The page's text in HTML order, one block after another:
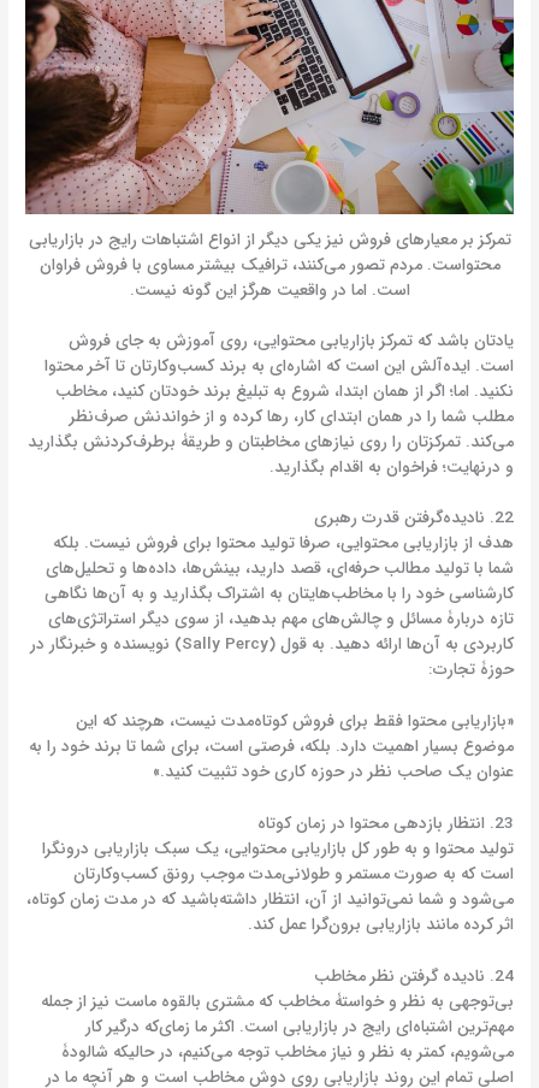
تمرکز بر معیارهای فروش نیز یکی دیگر از انواع اشتباهات رایج در بازاریابی
محتواست. مردم تصور می‌کنند، ترافیک بیشتر مساوی با فروش فراوان
است. اما در واقعیت هرگز این گونه نیست.
یادتان باشد که تمرکز بازاریابی محتوایی، روی آموزش به جای فروش
است. ایده‌آلش این است که اشاره‌ای به برند کسب‌وکارتان تا آخر محتوا
نکنید. اما؛ اگر از همان ابتدا، شروع به تبلیغ برند خودتان کنید، مخاطب
مطلب شما را در همان ابتدای کار، رها کرده و از خواندنش صرف‌نظر
می‌کند. تمرکزتان را روی نیازهای مخاطبتان و طریقۀ برطرف‌کردنش بگذارید
و درنهایت؛ فراخوان به اقدام بگذارید.
22. نادیده‌گرفتن قدرت رهبری
هدف از بازاریابی محتوایی، صرفا تولید محتوا برای فروش نیست. بلکه
شما با تولید مطالب حرفه‌ای، قصد دارید، بینش‌ها، داده‌ها و تحلیل‌های
کارشناسی خود را با مخاطب‌هایتان به اشتراک بگذارید و به آن‌ها نگاهی
تازه دربارۀ مسائل و چالش‌های مهم بدهید، از سوی دیگر استراتژی‌های
کاربردی به آن‌ها ارائه دهید. به قول (Sally Percy) نویسنده و خبرنگار در
حوزۀ تجارت:
«بازاریابی محتوا فقط برای فروش کوتاه‌مدت نیست، هرچند که این
موضوع بسیار اهمیت دارد. بلکه، فرصتی است، برای شما تا برند خود را به
عنوان یک صاحب نظر در حوزه کاری خود تثبیت کنید.»
23. انتظار بازدهی محتوا در زمان کوتاه
تولید محتوا و به طور کل بازاریابی محتوایی، یک سبک بازاریابی درونگرا
است که به صورت مستمر و طولانی‌مدت موجب رونق کسب‌وکارتان
می‌شود و شما نمی‌توانید از آن، انتظار داشته‌باشید که در مدت زمان کوتاه،
اثر کرده مانند بازاریابی برون‌گرا عمل کند.
24. نادیده گرفتن نظر مخاطب
بی‌توجهی به نظر و خواستۀ مخاطب که مشتری بالقوه ماست نیز از جمله
مهم‌ترین اشتباه‌ای رایج در بازاریابی است. اکثر ما زمای‌که درگیر کار
می‌شویم، کمتر به نظر و نیاز مخاطب توجه می‌کنیم، در حالیکه شالودۀ
اصلی تمام این روند بازاریابی روی دوش مخاطب است و هر آنچه ما در